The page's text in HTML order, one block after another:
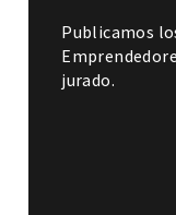
Publicamos
jurado.